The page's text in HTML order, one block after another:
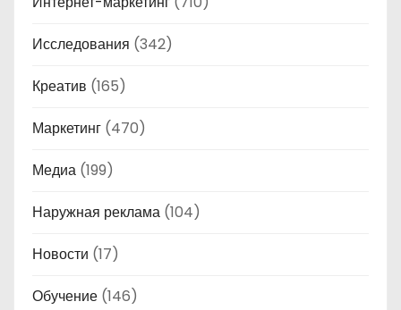
Исследования (342)
Креатив (165)
Маркетинг (470)
Медиа (199)
Наружная реклама (104)
Новости (17)
Обучение (146)